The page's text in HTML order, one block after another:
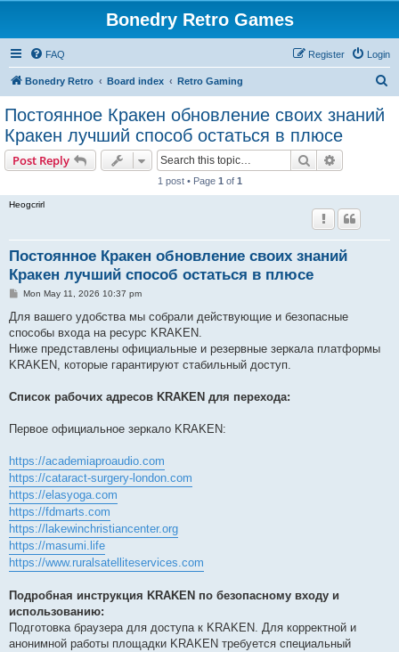
Bonedry Retro Games
FAQ Login
Register
Bonedry Retro Board index Retro Gaming
Постоянное Кракен обновление своих знаний
Кракен лучший способ остаться в плюсе
Post Reply Search
1 post • Page 1 of 1
Heogcrirl
Постоянное Кракен обновление своих знаний
Кракен лучший способ остаться в плюсе
P
s
Mon May 11, 2026 10:37 pm
Для вашего удобства мы собрали действующие и безопасные
способы входа на ресурс KRAKEN.
Ниже представлены официальные и резервные зеркала платформы
KRAKEN, которые гарантируют стабильный доступ.
Список рабочих адресов KRAKEN для перехода:
Первое официальное зеркало KRAKEN:
https://academiaproaudio.com
https://cataract-surgery-london.com
https://elasyoga.com
https://fdmarts.com
https://lakewinchristiancenter.org
https://masumi.life
https://www.ruralsatelliteservices.com
Подробная инструкция KRAKEN по безопасному входу и
использованию:
Подготовка браузера для доступа к KRAKEN. Для корректной и
анонимной работы площадки KRAKEN требуется специальный